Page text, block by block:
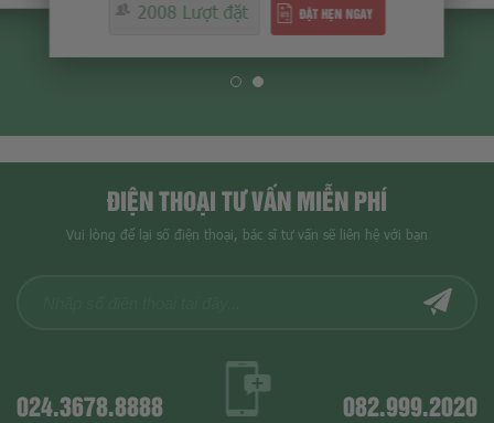
2008 Lượt đặt ĐẶT HẸN NGAY
ĐIỆN THOẠI TƯ VẤN MIỄN PHÍ
Vui lòng để lại số điện thoại, bác sĩ tư vấn sẽ liên hệ với bạn
024.3678.8888 082.999.2020